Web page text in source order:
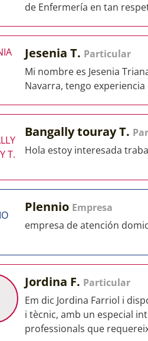
de Enfermería en tan
Jesenia T. Particular
Mi nombre es Jesenia
Navarra, tengo
Bangally touray T.
Hola estoy interesada
Plennio Empresa
empresa de atención
Jordina F. Particular
Em dic Jordina Farriol i
i tècnic, amb un especial
professionals que